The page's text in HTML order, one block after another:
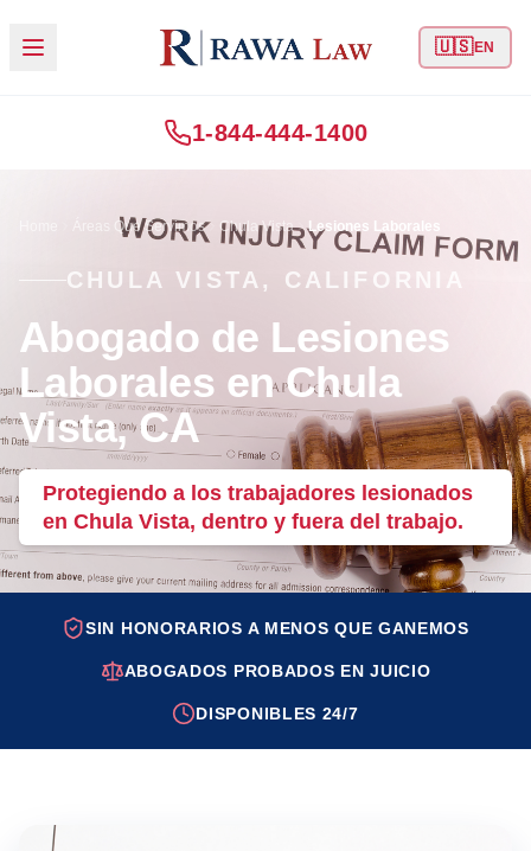
🇺🇸EN
1-844-444-1400
Áreas Que Servimos Chula Vista Lesiones Laborales
CHULA VISTA, CALIFORNIA
Abogado de Lesiones
Laborales en Chula
Vista, CA
Protegiendo a los trabajadores lesionados
en Chula Vista, dentro y fuera del trabajo.
SIN HONORARIOS A MENOS QUE GANEMOS
ABOGADOS PROBADOS EN JUICIO
DISPONIBLES 24/7